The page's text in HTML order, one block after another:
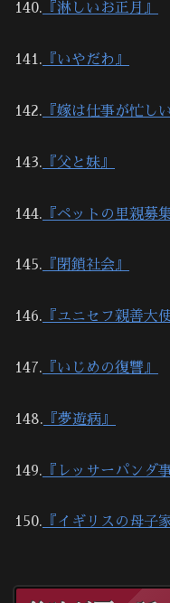
140. 『淋しいお正月』
141. 『いやだわ』
142. 『嫁は仕事が忙しい
143. 『父と妹』
144. 『ペットの里親募集
145. 『閉鎖社会』
146. 『ユニセフ親善大使
147. 『いじめの復讐』
148. 『夢遊病』
149. 『レッサーパンダ
150. 『イギリスの母子